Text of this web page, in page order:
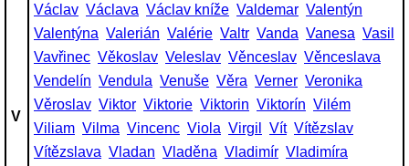
V
Václav Václava Václav kníže Valdemar Valentýn
Valentýna Valerián Valérie Valtr Vanda Vanesa Vasil
Vavřinec Věkoslav Veleslav Věnceslav Věnceslava
Vendelín Vendula Venuše Věra Verner Veronika
Věroslav Viktor Viktorie Viktorin Viktorín Vilém
Viliam Vilma Vincenc Viola Virgil Vít Vítězslav
Vítězslava Vladan Vladěna Vladimír Vladimíra